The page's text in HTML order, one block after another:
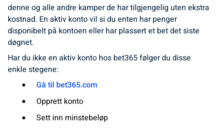
denne og alle andre kamper de har tilgjengelig uten ekstra
kostnad. En aktiv konto vil si du enten har penger
disponibelt på kontoen eller har plassert et bet det siste
døgnet.
Har du ikke en aktiv konto hos bet365 følger du disse
enkle stegene:
Gå til bet365.com
Opprett konto
Sett inn minstebeløp